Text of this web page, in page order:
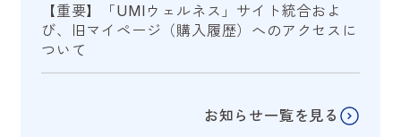
【重要】「UMIウェルネス」サイト統合およ
び、旧マイページ（購入履歴）へのアクセスに
ついて
お知らせ一覧を見る